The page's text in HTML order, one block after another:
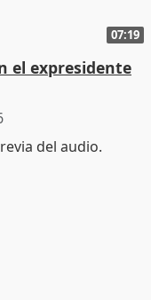
07:19
el expresidente